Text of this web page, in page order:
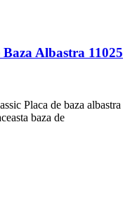
Albastra 11025
Placa de baza albastra
baza de